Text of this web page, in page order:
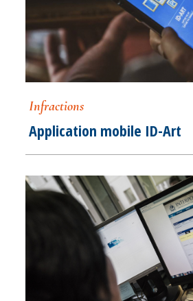
Infractions
Application mobile ID-Art